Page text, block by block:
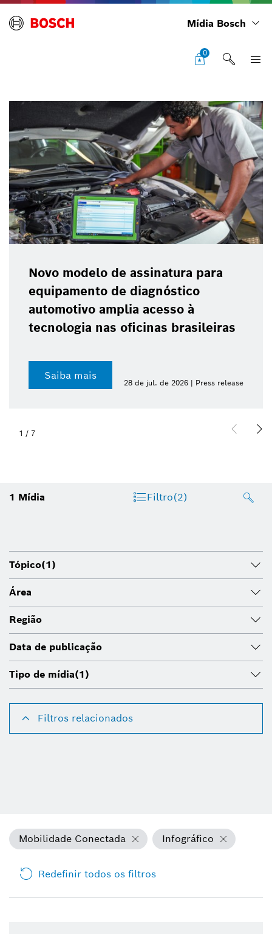
Mídia Bosch
0
Novo modelo de assinatura para
equipamento de diagnóstico
automotivo amplia acesso à
tecnologia nas oficinas brasileiras
Saiba mais
28 de jul. de 2026 | Press release
1 / 7
1 Mídia Filtro(2)
Tópico(1)
Área
Região
Data de publicação
Tipo de mídia(1)
Filtros relacionados
Mobilidade Conectada Infográfico
Redefinir todos os filtros